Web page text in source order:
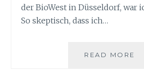
der BioWest in Düsseldorf, war
So skeptisch, dass ich…
READ MORE